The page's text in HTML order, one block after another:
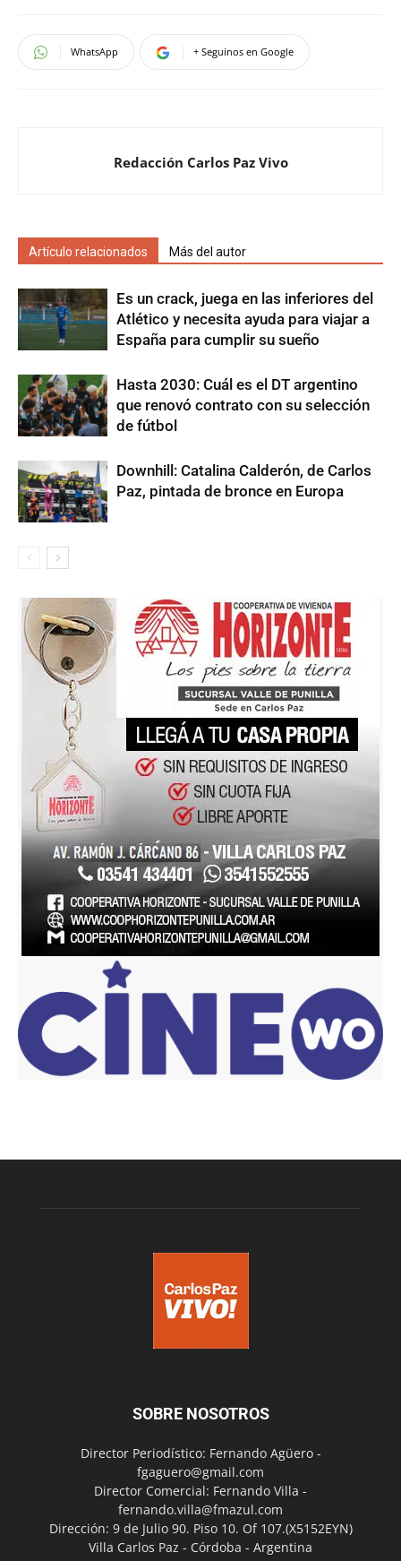
WhatsApp + Seguinos en Google
Redacción Carlos Paz Vivo
Artículo relacionados Más del autor
Es un crack, juega en las inferiores del
Atlético y necesita ayuda para viajar a
España para cumplir su sueño
Hasta 2030: Cuál es el DT argentino
que renovó contrato con su selección
de fútbol
Downhill: Catalina Calderón, de Carlos
Paz, pintada de bronce en Europa
SOBRE NOSOTROS
Director Periodístico: Fernando Agüero -
fgaguero@gmail.com
Director Comercial: Fernando Villa -
fernando.villa@fmazul.com
Dirección: 9 de Julio 90. Piso 10. Of 107.(X5152EYN)
Villa Carlos Paz - Córdoba - Argentina